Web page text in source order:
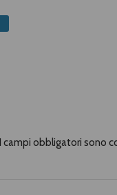
obbligatori sono